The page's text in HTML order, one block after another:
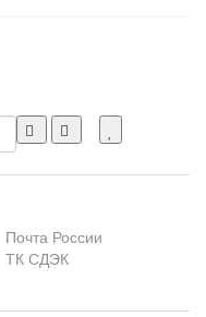
Почта России
ТК СДЭК